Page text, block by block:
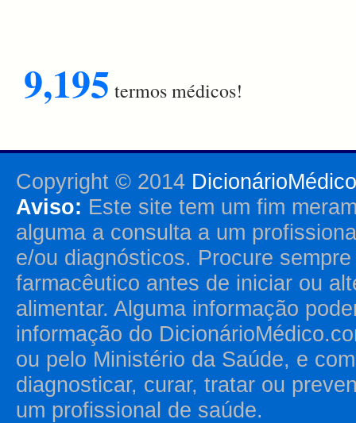
9,195 termos médicos!
Copyright © 2014
Aviso: Este site tem um fim
alguma a consulta a um
e/ou diagnósticos. Procure
farmacêutico antes de iniciar ou
alimentar. Alguma informação
informação do
ou pelo Ministério da Saúde, e
diagnosticar, curar, tratar ou
um profissional de saúde.